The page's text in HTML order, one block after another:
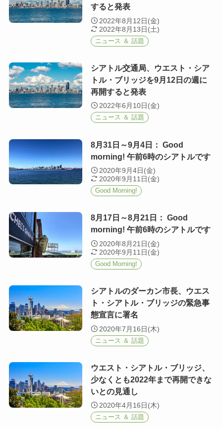
すると発表
2022年8月12日(金)
2022年8月13日(土)
ニュース ＆ 話題
シアトル交通局、ウエスト・シア
トル・ブリッジを9月12日の週に
再開すると発表
2022年6月10日(金)
ニュース ＆ 話題
8月31日～9月4日： Good
morning! 午前6時のシアトルです
2020年9月4日(金)
2020年9月11日(金)
Good Morning!
8月17日～8月21日： Good
morning! 午前6時のシアトルです
2020年8月21日(金)
2020年9月11日(金)
Good Morning!
シアトルのダーカン市長、ウエス
ト・シアトル・ブリッジの緊急事
態宣言に署名
2020年7月16日(木)
ニュース ＆ 話題
ウエスト・シアトル・ブリッジ、
少なくとも2022年まで再開できな
いとの見通し
2020年4月16日(木)
ニュース ＆ 話題